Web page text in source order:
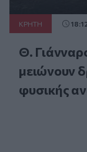
ΚΡΗΤΗ
Θ.
μειώνουν
φυσικής